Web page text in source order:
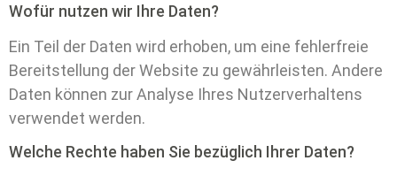
Wofür nutzen wir Ihre Daten?
Ein Teil der Daten wird erhoben, um eine fehlerfreie
Bereitstellung der Website zu gewährleisten. Andere
Daten können zur Analyse Ihres Nutzerverhaltens
verwendet werden.
Welche Rechte haben Sie bezüglich Ihrer Daten?